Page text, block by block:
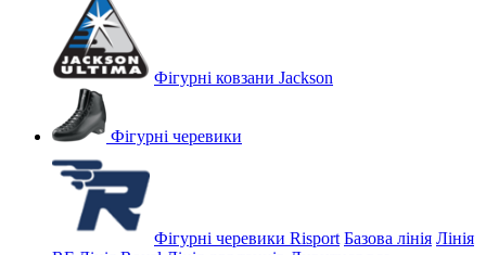
Фігурні ковзани Jackson
Фігурні черевики
Фігурні черевики Risport Базова лінія Лінія